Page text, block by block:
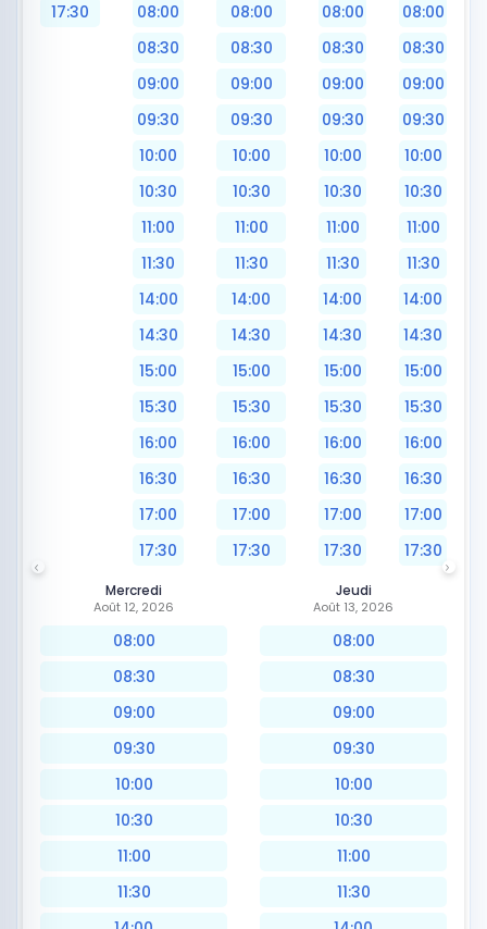
17:30
08:00
08:30
09:00
09:30
10:00
10:30
11:00
11:30
14:00
14:30
15:00
15:30
16:00
16:30
17:00
17:30
08:00
08:30
09:00
09:30
10:00
10:30
11:00
11:30
14:00
14:30
15:00
15:30
16:00
16:30
17:00
17:30
08:00
08:30
09:00
09:30
10:00
10:30
11:00
11:30
14:00
14:30
15:00
15:30
16:00
16:30
17:00
17:30
08:00
08:30
09:00
09:30
10:00
10:30
11:00
11:30
14:00
14:30
15:00
15:30
16:00
16:30
17:00
17:30
Mercredi
Août 12, 2026
08:00
08:30
09:00
09:30
10:00
10:30
11:00
11:30
Jeudi
Août 13, 2026
08:00
08:30
09:00
09:30
10:00
10:30
11:00
11:30